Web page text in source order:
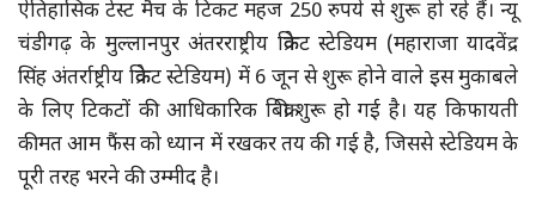
ऐतिहासिक टेस्ट मैच के टिकट महज 250 रुपये से शुरू हो रहे हैं। न्यू
चंडीगढ़ के मुल्लानपुर अंतरराष्ट्रीय क्रिकेट स्टेडियम (महाराजा यादवेंद्र
सिंह अंतर्राष्ट्रीय क्रिकेट स्टेडियम) में 6 जून से शुरू होने वाले इस मुकाबले
के लिए टिकटों की आधिकारिक बिक्री शुरू हो गई है। यह किफायती
कीमत आम फैंस को ध्यान में रखकर तय की गई है, जिससे स्टेडियम के
पूरी तरह भरने की उम्मीद है।